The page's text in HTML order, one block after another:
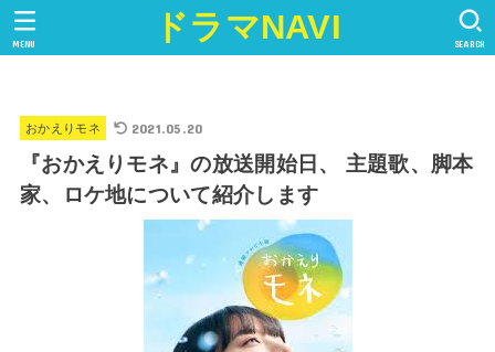
ドラマNAVI SEARCH
MENU
おかえりモネ 2021.05.20
『おかえりモネ』の放送開始日、 主題歌、脚本
家、ロケ地について紹介します